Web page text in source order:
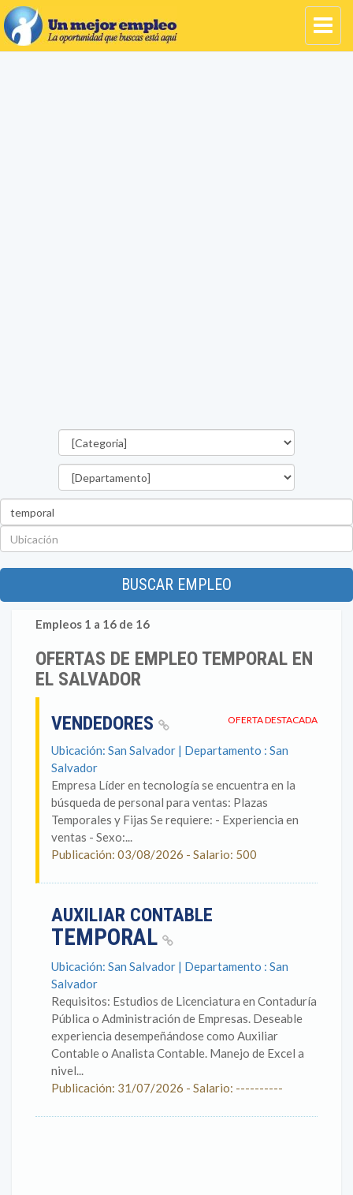
BUSCAR EMPLEO
Empleos 1 a 16 de 16
OFERTAS DE EMPLEO TEMPORAL EN
EL SALVADOR
OFERTA DESTACADA
VENDEDORES
Ubicación: San Salvador | Departamento : San
Salvador
Empresa Líder en tecnología se encuentra en la
búsqueda de personal para ventas: Plazas
Temporales y Fijas Se requiere: - Experiencia en
ventas - Sexo:...
Publicación: 03/08/2026 - Salario: 500
AUXILIAR CONTABLE
TEMPORAL
Ubicación: San Salvador | Departamento : San
Salvador
Requisitos: Estudios de Licenciatura en Contaduría
Pública o Administración de Empresas. Deseable
experiencia desempeñándose como Auxiliar
Contable o Analista Contable. Manejo de Excel a
nivel...
Publicación: 31/07/2026 - Salario: ----------